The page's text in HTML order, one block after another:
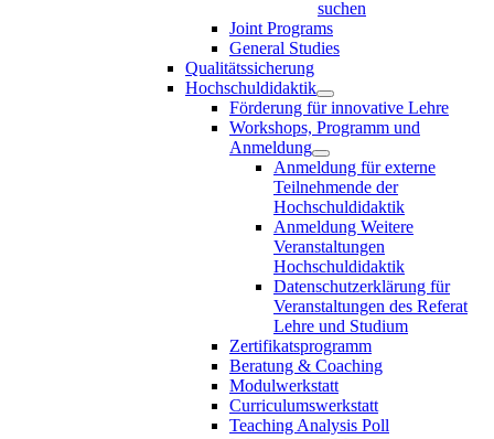
suchen
Joint Programs
General Studies
Qualitätssicherung
Hochschuldidaktik
Förderung für innovative Lehre
Workshops, Programm und
Anmeldung
Anmeldung für externe
Teilnehmende der
Hochschuldidaktik
Anmeldung Weitere
Veranstaltungen
Hochschuldidaktik
Datenschutzerklärung für
Veranstaltungen des Referat
Lehre und Studium
Zertifikatsprogramm
Beratung & Coaching
Modulwerkstatt
Curriculumswerkstatt
Teaching Analysis Poll